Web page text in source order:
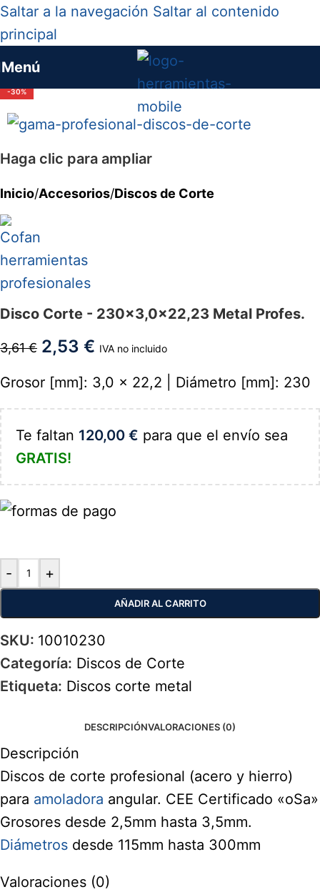
Saltar a la navegación Saltar al contenido
principal
Menú
-30%
Haga clic para ampliar
Inicio/Accesorios/Discos de Corte
Disco Corte - 230x3,0x22,23 Metal Profes.
3,61€ 2,53 € IVA no incluido
Grosor [mm]: 3,0 x 22,2 | Diámetro [mm]: 230
Te faltan 120,00 € para que el envío sea
GRATIS!
- +
AÑADIR AL CARRITO
SKU: 10010230
Categoría: Discos de Corte
Etiqueta: Discos corte metal
DESCRIPCIÓNVALORACIONES (0)
Descripción
Discos de corte profesional (acero y hierro)
para amoladora angular. CEE Certificado «oSa»
Grosores desde 2,5mm hasta 3,5mm.
Diámetros desde 115mm hasta 300mm
Valoraciones (0)